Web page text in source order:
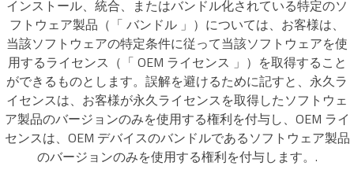
インストール、統合、またはバンドル化されている特定のソ
フトウェア製品（「 バンドル 」）については、お客様は、
当該ソフトウェアの特定条件に従って当該ソフトウェアを使
用するライセンス（「 OEM ライセンス 」）を取得すること
ができるものとします。誤解を避けるために記すと、永久ラ
イセンスは、お客様が永久ライセンスを取得したソフトウェ
ア製品のバージョンのみを使用する権利を付与し、OEM ライ
センスは、OEM デバイスのバンドルであるソフトウェア製品
のバージョンのみを使用する権利を付与します。.